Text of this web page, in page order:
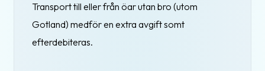
Transport till eller från öar utan bro (utom
Gotland) medför en extra avgift somt
efterdebiteras.